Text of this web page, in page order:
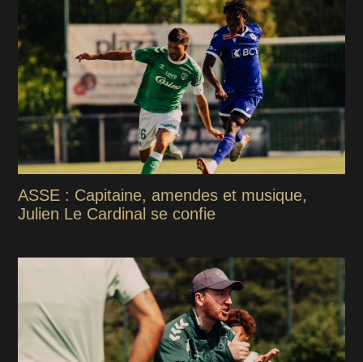
ASSE : Capitaine, amendes et musique,
Julien Le Cardinal se confie